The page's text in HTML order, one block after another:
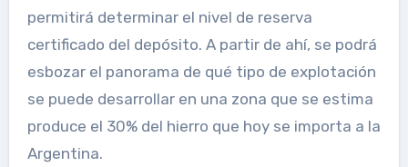
permitirá determinar el nivel de reserva
certificado del depósito. A partir de ahí, se podrá
esbozar el panorama de qué tipo de explotación
se puede desarrollar en una zona que se estima
produce el 30% del hierro que hoy se importa a la
Argentina.